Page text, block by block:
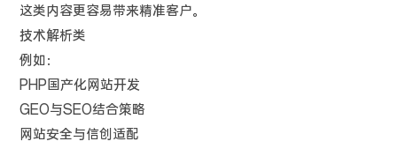
这类内容更容易带来精准客户。
技术解析类
例如：
PHP国产化网站开发
GEO与SEO结合策略
网站安全与信创适配